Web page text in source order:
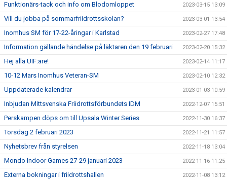
Funktionärs-tack och info om Blodomloppet 2023-03-15 13:09
Vill du jobba på sommarfriidrottsskolan? 2023-03-01 13:54
Inomhus SM för 17-22-åringar i Karlstad 2023-02-27 17:48
Information gällande händelse på läktaren den 19 februari 2023-02-20 15:32
Hej alla UIF:are! 2023-02-14 11:17
10-12 Mars Inomhus Veteran-SM 2023-02-10 12:32
Uppdaterade kalendrar 2023-01-03 10:59
Inbjudan Mittsvenska Friidrottsförbundets IDM 2022-12-07 15:51
Perskampen döps om till Upsala Winter Series 2022-11-30 16:37
Torsdag 2 februari 2023 2022-11-21 11:57
Nyhetsbrev från styrelsen 2022-11-18 13:04
Mondo Indoor Games 27-29 januari 2023 2022-11-16 11:25
Externa bokningar i friidrottshallen 2022-11-08 13:12